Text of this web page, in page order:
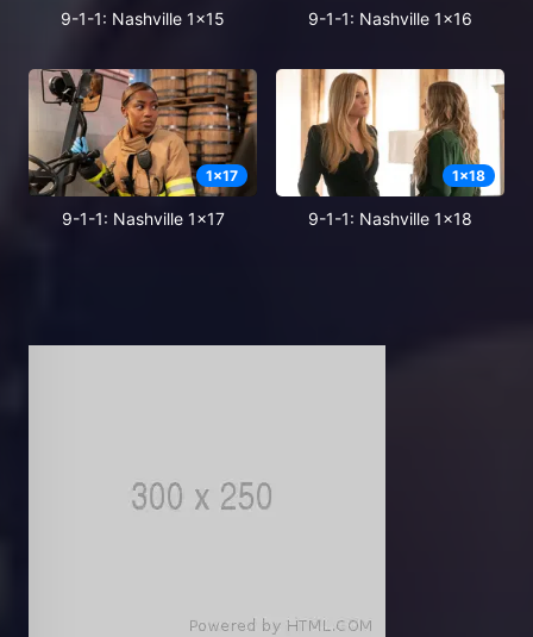
9-1-1: Nashville 1x15 9-1-1: Nashville 1x16
1x17
9-1-1: Nashville 1x17
1x18
9-1-1: Nashville 1x18